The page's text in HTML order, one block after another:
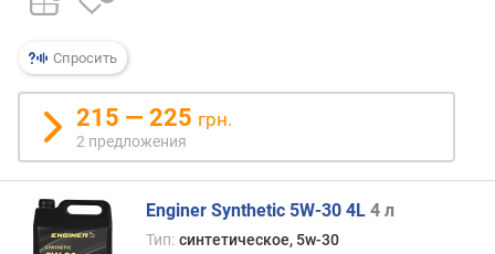
л
р
н
с
т
Спросить
215 — 225 грн.
2 предложения
Enginer Synthetic 5W-30 4L 4 л
Тип: синтетическое, 5w-30